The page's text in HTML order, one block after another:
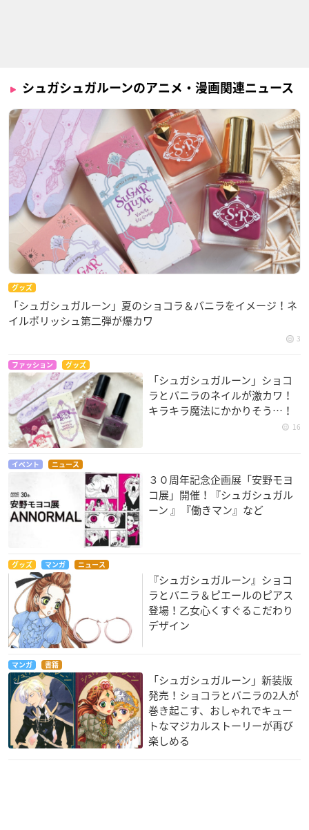
シュガシュガルーンのアニメ・漫画関連ニュース
グッズ
「シュガシュガルーン」夏のショコラ＆バニラをイメージ！ネ
イルポリッシュ第二弾が爆カワ
3
ファッション グッズ
「シュガシュガルーン」ショコ
ラとバニラのネイルが激カワ！
キラキラ魔法にかかりそう…！
16
イベント ニュース
３０周年記念企画展「安野モヨ
コ展」開催！『シュガシュガル
ーン 』『働きマン』など
グッズ マンガ ニュース
『シュガシュガルーン』ショコ
ラとバニラ＆ピエールのピアス
登場！乙女心くすぐるこだわり
デザイン
マンガ 書籍
「シュガシュガルーン」新装版
発売！ショコラとバニラの2人が
巻き起こす、おしゃれでキュー
トなマジカルストーリーが再び
楽しめる